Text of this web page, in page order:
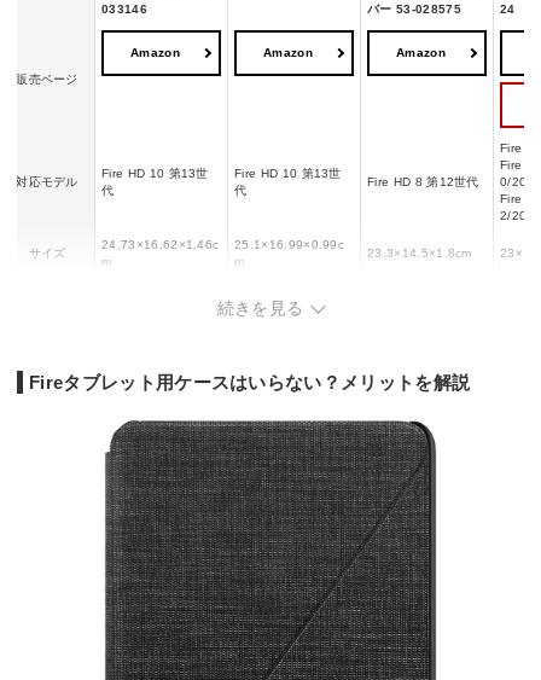
033146
バー 53-028575
24
販売ページ
Amazon Amazon Amazon
対応モデル
Fire HD 10 第13世
代
Fire HD 10 第13世
代
Fire HD 8 第12世代
Fire 7
Fire
0/2017
Fire
2/2020
サイズ
24.73×16.62×1.46c
m
25.1×16.99×0.99c
m
23.3×14.5×1.8cm
210.07g
続きを見る
Fireタブレット用ケースはいらない？メリットを解説